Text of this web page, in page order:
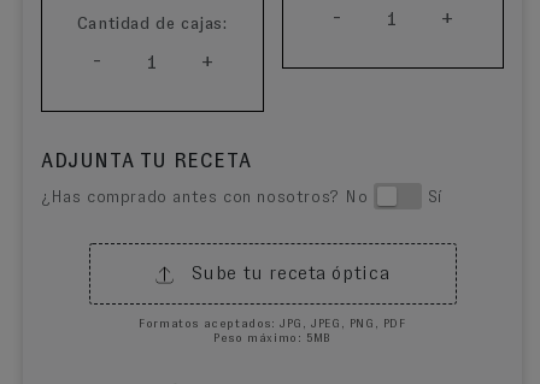
Cantidad de cajas:
- 1 +
- 1 +
ADJUNTA TU RECETA
¿Has comprado antes con nosotros? No Sí
Sube tu receta óptica
Formatos aceptados: JPG, JPEG, PNG, PDF
Peso máximo: 5MB